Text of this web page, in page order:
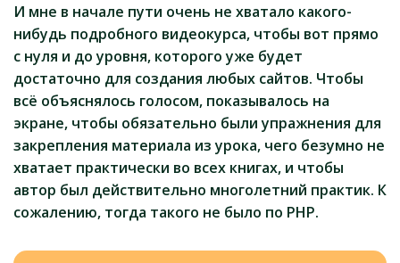
И мне в начале пути очень не хватало какого-
нибудь подробного видеокурса, чтобы вот прямо
с нуля и до уровня, которого уже будет
достаточно для создания любых сайтов. Чтобы
всё объяснялось голосом, показывалось на
экране, чтобы обязательно были упражнения для
закрепления материала из урока, чего безумно не
хватает практически во всех книгах, и чтобы
автор был действительно многолетний практик. К
сожалению, тогда такого не было по PHP.